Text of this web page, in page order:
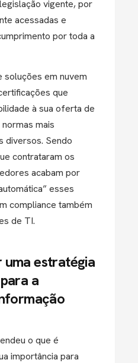
vigente, por
acessadas e
por toda a
em nuvem
que
à sua oferta de
mais
diversos. Sendo
contrataram os
acabam por
esses
compliance também
de TI.
estratégia
a
o que é
importância para